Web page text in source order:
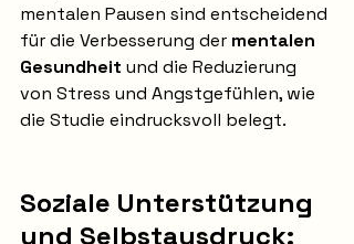
mentalen Pausen sind entscheidend
für die Verbesserung der mentalen
Gesundheit und die Reduzierung
von Stress und Angstgefühlen, wie
die Studie eindrucksvoll belegt.
Soziale Unterstützung
und Selbstausdruck: